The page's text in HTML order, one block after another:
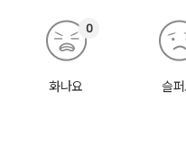
화나요
0
슬